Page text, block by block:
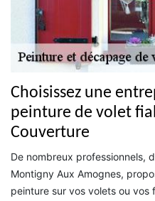
Choisissez une
peinture de volet
Couverture
De nombreux professionnels,
Montigny Aux Amognes,
peinture sur vos volets ou vos